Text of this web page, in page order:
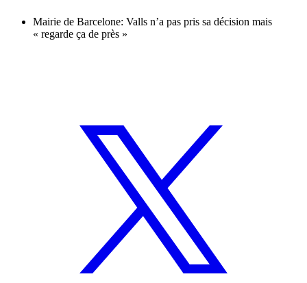
Mairie de Barcelone: Valls n’a pas pris sa décision mais
« regarde ça de près »